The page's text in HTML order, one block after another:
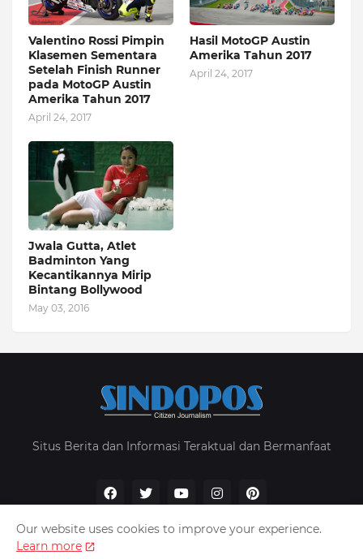
Valentino Rossi Pimpin
Klasemen Sementara
Setelah Finish Runner
pada MotoGP Austin
Amerika Tahun 2017
April 24, 2017
Hasil MotoGP Austin
Amerika Tahun 2017
April 24, 2017
Jwala Gutta, Atlet
Badminton Yang
Kecantikannya Mirip
Bintang Bollywood
May 03, 2016
Situs Berita dan Informasi Teraktual dan Bermanfaat
Our website uses cookies to improve your experience.
Learn more